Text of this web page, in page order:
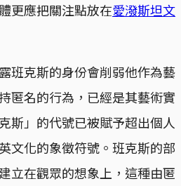
更應把關注點放在愛潑斯坦文
班克斯的身份會削弱他作為藝
匿名的行為，已經是其藝術實
斯」的代號已被賦予超出個人
文化的象徵符號。班克斯的部
立在觀眾的想象上，這種由匿